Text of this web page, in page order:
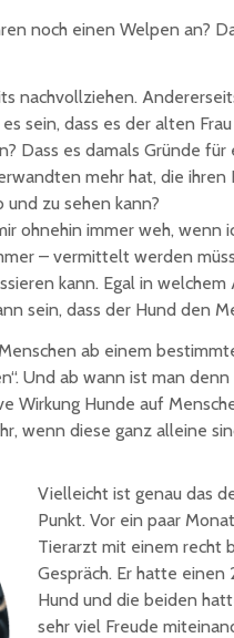
noch einen Welpen an?
nachvollziehen.
sein, dass es der alten
Dass es damals Gründe für
mehr hat, die ihren
zu sehen kann?
ohnehin immer weh, wenn
– vermittelt werden
kann. Egal in welchem
sein, dass der Hund den
ab einem
Und ab wann ist man denn
Wirkung Hunde auf
wenn diese ganz alleine
Vielleicht ist genau das
Punkt. Vor ein paar
Tierarzt mit einem recht
Gespräch. Er hatte einen
Hund und die beiden
sehr viel Freude